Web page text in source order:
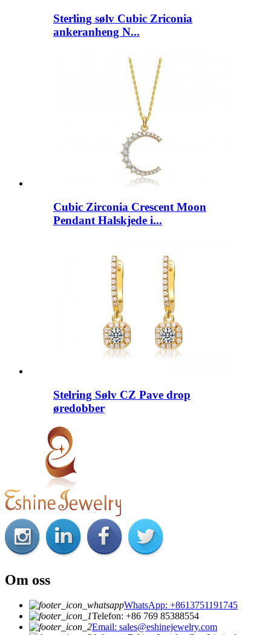
Sterling sølv Cubic Zriconia
ankeranheng N...
Cubic Zirconia Crescent Moon
Pendant Halskjede i...
Stelring Sølv CZ Pave drop
øredobber
Om oss
WhatsApp: +8613751191745
Telefon: +86 769 85388554
Email: sales@eshinejewelry.com